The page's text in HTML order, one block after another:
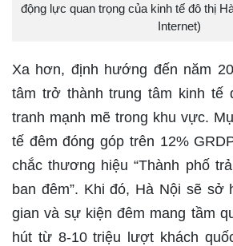
động lực quan trọng của kinh tế đô thị
Internet)
Xa hơn, định hướng đến năm
tâm trở thành trung tâm kinh tế
tranh mạnh mẽ trong khu vực.
tế đêm đóng góp trên 12%
chắc thương hiệu “Thành phố
ban đêm”. Khi đó, Hà Nội sẽ sở
gian và sự kiện đêm mang tầm
hút từ 8-10 triệu lượt khách